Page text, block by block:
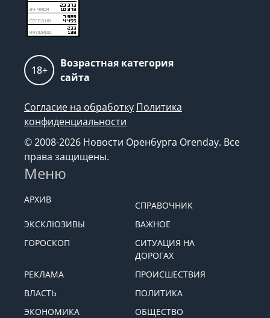
18+
Возрастная категория
сайта
Согласие на обработку Политика
конфиденциальности
© 2008-2026 Новости Оренбурга Orenday. Все
права защищены.
Меню
АРХИВ
СПРАВОЧНИК
ЭКСКЛЮЗИВЫ
ВАЖНОЕ
ГОРОСКОП
СИТУАЦИЯ НА
ДОРОГАХ
РЕКЛАМА
ПРОИСШЕСТВИЯ
ВЛАСТЬ
ПОЛИТИКА
ЭКОНОМИКА
ОБЩЕСТВО